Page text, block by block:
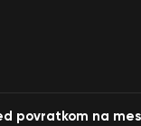
povratkom na